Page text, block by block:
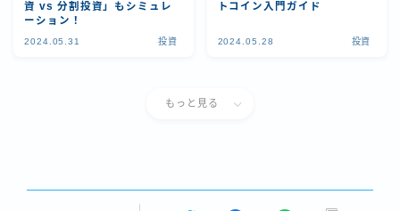
資 vs 分割投資」もシミュレ
ーション！
2024.05.31 投資
トコイン入門ガイド
2024.05.28 投資
もっと見る